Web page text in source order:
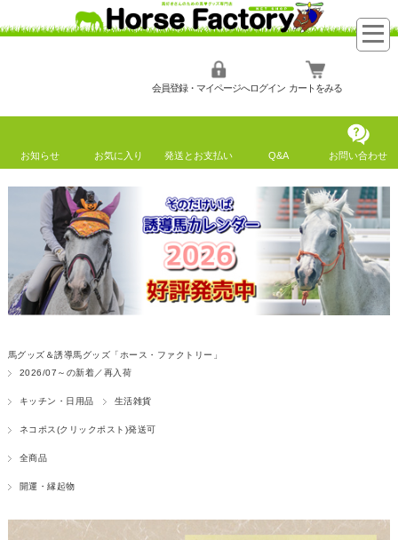
会員登録・マイページへログイン カートをみる
お知らせ お気に入り 発送とお支払い Q&A お問い合わせ
馬グッズ＆誘導馬グッズ「ホース・ファクトリー」
2026/07～の新着／再入荷
キッチン・日用品 生活雑貨
ネコポス(クリックポスト)発送可
全商品
開運・縁起物